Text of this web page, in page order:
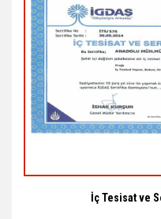
İç Tesisat ve